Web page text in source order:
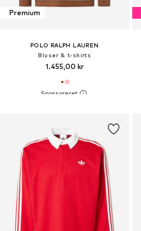
Premium
POLO RALPH LAUREN
Bluser & t-shirts
1.455,00 kr